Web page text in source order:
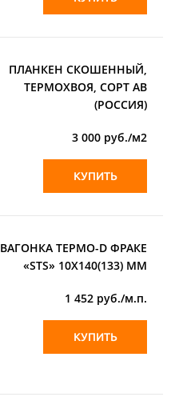
ПЛАНКЕН СКОШЕННЫЙ,
ТЕРМОХВОЯ, СОРТ АВ
(РОССИЯ)
3 000 руб./м2
КУПИТЬ
ВАГОНКА ТЕРМО-D ФРАКЕ
«STS» 10Х140(133) ММ
1 452 руб./м.п.
КУПИТЬ